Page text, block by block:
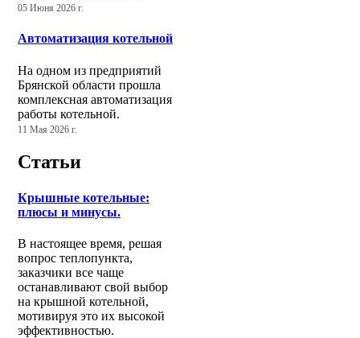
05 Июня 2026 г.
Автоматизация котельной
На одном из предприятий
Брянской области прошла
комплексная автоматизация
работы котельной.
11 Мая 2026 г.
Статьи
Крышные котельные:
плюсы и минусы.
В настоящее время, решая
вопрос теплопункта,
заказчики все чаще
останавливают свой выбор
на крышной котельной,
мотивируя это их высокой
эффективностью.